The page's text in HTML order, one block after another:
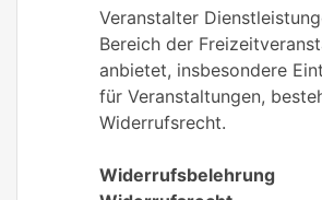
Veranstalter
Bereich der
anbietet, insbesondere
für Veranstaltungen,
Widerrufsrecht.
Widerrufsbelehrung